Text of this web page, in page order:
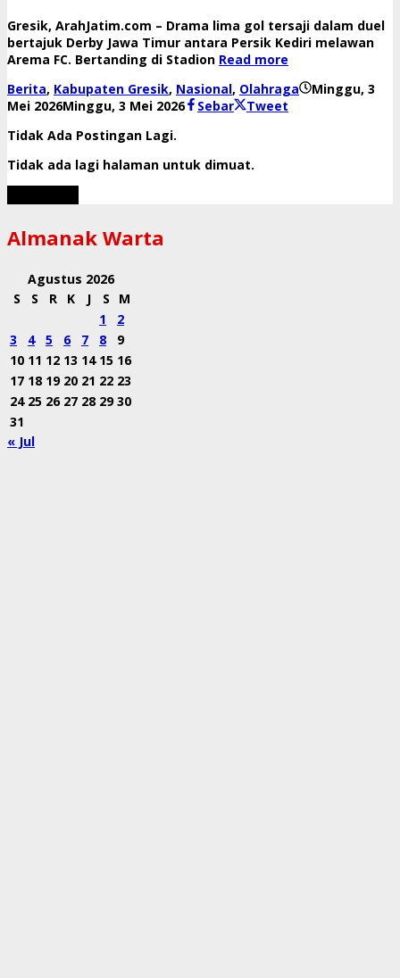
​Gresik, ArahJatim.com – Drama lima gol tersaji dalam duel
bertajuk Derby Jawa Timur antara Persik Kediri melawan
Arema FC. Bertanding di Stadion Read more
Berita, Kabupaten Gresik, Nasional, Olahraga
Minggu, 3
Mei 2026Minggu, 3 Mei 2026olehSebar
Tweet
Tidak Ada Postingan Lagi.
Tidak ada lagi halaman untuk dimuat.
Almanak Warta
Agustus 2026
S
S R K J S
M
1
2
3
4 5 6 7 8
9
10 11 12 13 14 15 16
17 18 19 20 21 22 23
24 25 26 27 28 29 30
31
« Jul